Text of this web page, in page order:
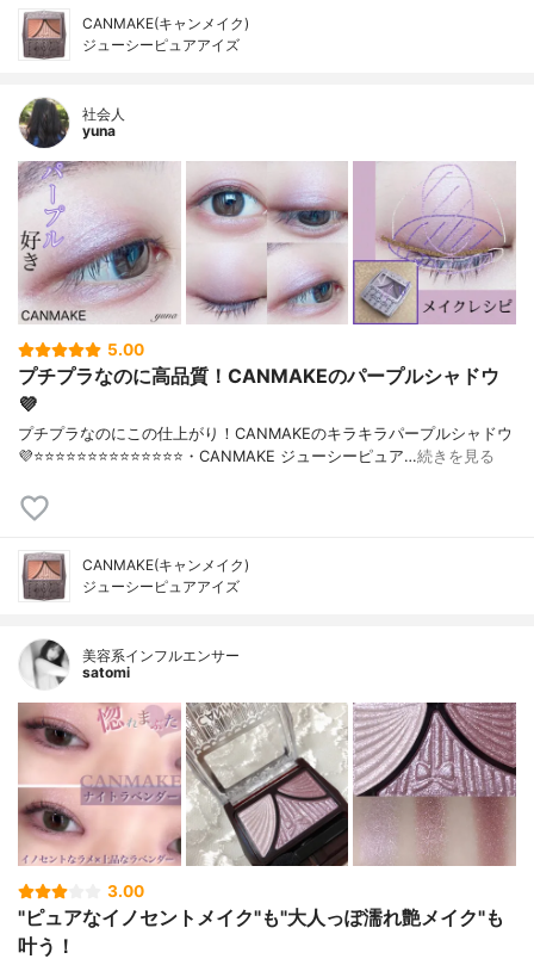
CANMAKE(キャンメイク)
ジューシーピュアアイズ
社会人
yuna
5.00
プチプラなのに高品質！CANMAKEのパープルシャドウ
💜
プチプラなのにこの仕上がり！CANMAKEのキラキラパープルシャドウ
💜⭐️⭐️⭐️⭐️⭐️⭐️⭐️⭐️⭐️⭐️⭐️⭐️⭐️⭐️・CANMAKE ジューシーピュア…続きを見る
CANMAKE(キャンメイク)
ジューシーピュアアイズ
美容系インフルエンサー
satomi
3.00
"ピュアなイノセントメイク"も"大人っぽ濡れ艶メイク"も
叶う！